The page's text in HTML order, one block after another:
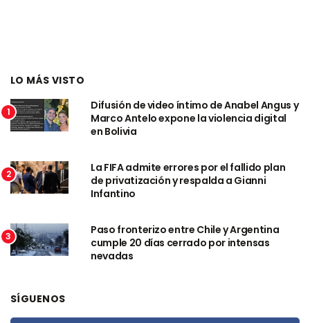
LO MÁS VISTO
1
Difusión de video íntimo de Anabel Angus y
Marco Antelo expone la violencia digital
en Bolivia
2
La FIFA admite errores por el fallido plan
de privatización y respalda a Gianni
Infantino
3
Paso fronterizo entre Chile y Argentina
cumple 20 días cerrado por intensas
nevadas
SÍGUENOS